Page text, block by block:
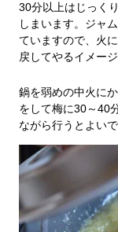
30分以上はじっく
しまいます。ジャ
ていますので、火
戻してやるイメージ
鍋を弱めの中火に
をして梅に30～40
ながら行うとよいで